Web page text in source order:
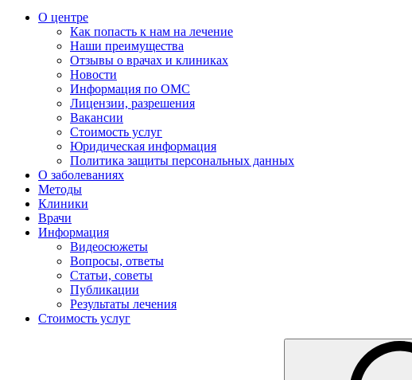
О центре
Как попасть к нам на лечение
Наши преимущества
Отзывы о врачах и клиниках
Новости
Информация по ОМС
Лицензии, разрешения
Вакансии
Стоимость услуг
Юридическая информация
Политика защиты персональных данных
О заболеваниях
Методы
Клиники
Врачи
Информация
Видеосюжеты
Вопросы, ответы
Статьи, советы
Публикации
Результаты лечения
Стоимость услуг